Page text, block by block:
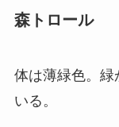
森トロール
体は薄緑色。緑
いる。